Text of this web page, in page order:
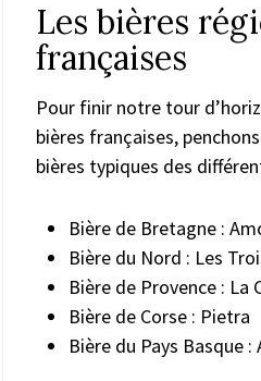
Les bières
françaises
Pour finir notre tour
bières françaises,
bières typiques des
Bière de Bretagne :
Bière du Nord : Les
Bière de Provence : La
Bière de Corse : Pietra
Bière du Pays Basque :